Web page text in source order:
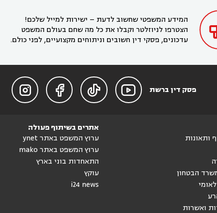
המידע המשפטי שחשוב לדעת – ישירות למייל שלכם!
הצטרפו לניוזלטר וקבלו את כל מה שחם בעולם המשפט
עדכונים, פסקי דין חשובים וניתוחים מקצועיים, לפני כולם.
פסק דין ברשת 



ותאונות
הבטחון
ואשרות
אתרים בשיתוף פעולה
ערוץ המשפט באתר ynet
ערוץ המשפט באתר mako
התאחדות בוני בארץ
עוקץ
i24 news